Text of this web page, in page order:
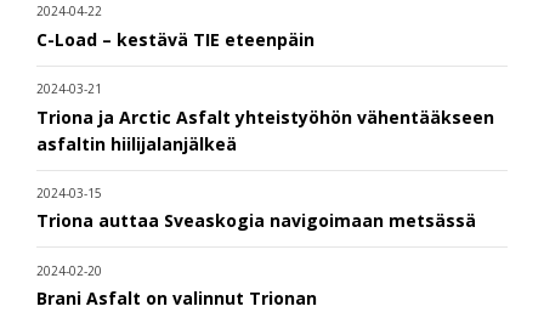
2024-04-22
C-Load – kestävä TIE eteenpäin
2024-03-21
Triona ja Arctic Asfalt yhteistyöhön vähentääkseen
asfaltin hiilijalanjälkeä
2024-03-15
Triona auttaa Sveaskogia navigoimaan metsässä
2024-02-20
Brani Asfalt on valinnut Trionan